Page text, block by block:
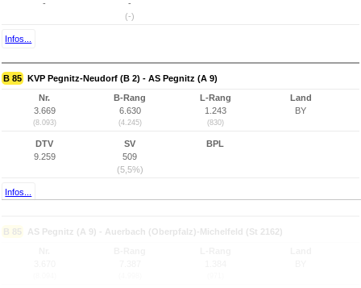
-
-
(-)
Infos...
B 85 KVP Pegnitz-Neudorf (B 2) - AS Pegnitz (A 9)
Nr.
3.669
(8.093)
B-Rang
6.630
(4.245)
L-Rang
1.243
(830)
Land
BY
DTV
9.259
SV
509
(5,5%)
BPL
Infos...
B 85 AS Pegnitz (A 9) - Auerbach (Oberpfalz)-Michelfeld (St 2162)